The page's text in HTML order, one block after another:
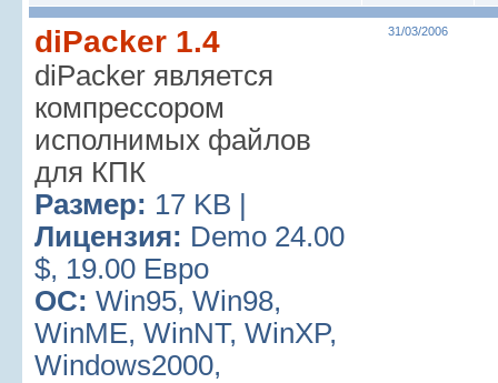
diPacker 1.4
diPacker является
компрессором
исполнимых файлов
для КПК
Размер: 17 KB |
Лицензия: Demo 24.00
$, 19.00 Евро
ОС: Win95, Win98,
WinME, WinNT, WinXP,
Windows2000,
31/03/2006